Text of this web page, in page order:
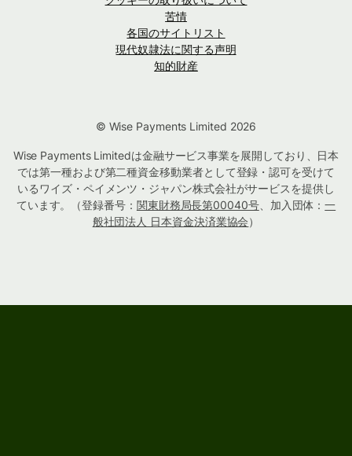
苦情
各国のサイトリスト
現代奴隷法に関する声明
知的財産
© Wise Payments Limited 2026
Wise Payments Limitedは金融サービス事業を展開しており、日本
では第一種および第二種資金移動業者として登録・認可を受けて
いるワイズ・ペイメンツ・ジャパン株式会社がサービスを提供し
ています。（登録番号： 関東財務局長第00040号、加入団体：一
般社団法人 日本資金決済業協会）